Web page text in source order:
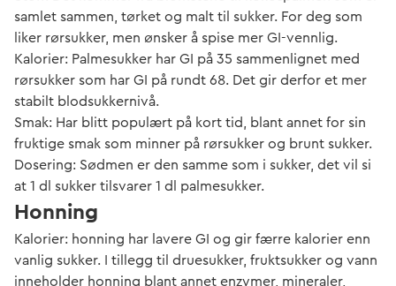
samlet sammen, tørket og malt til sukker. For deg som
liker rørsukker, men ønsker å spise mer GI-vennlig.
Kalorier: Palmesukker har GI på 35 sammenlignet med
rørsukker som har GI på rundt 68. Det gir derfor et mer
stabilt blodsukkernivå.
Smak: Har blitt populært på kort tid, blant annet for sin
fruktige smak som minner på rørsukker og brunt sukker.
Dosering: Sødmen er den samme som i sukker, det vil si
at 1 dl sukker tilsvarer 1 dl palmesukker.
Honning
Kalorier: honning har lavere GI og gir færre kalorier enn
vanlig sukker. I tillegg til druesukker, fruktsukker og vann
inneholder honning blant annet enzymer, mineraler,